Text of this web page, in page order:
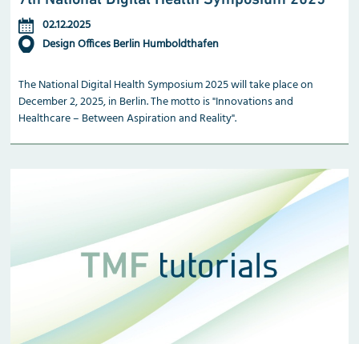
02.12.2025
Design Offices Berlin Humboldthafen
The National Digital Health Symposium 2025 will take place on
December 2, 2025, in Berlin. The motto is "Innovations and
Healthcare – Between Aspiration and Reality".